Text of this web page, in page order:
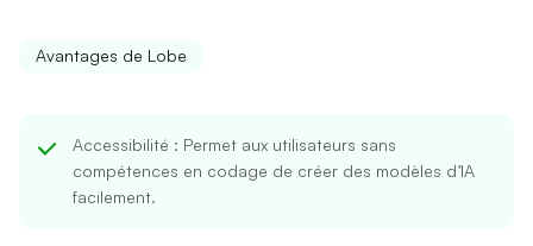
Avantages de Lobe
Accessibilité : Permet aux utilisateurs sans
compétences en codage de créer des modèles d’IA
facilement.